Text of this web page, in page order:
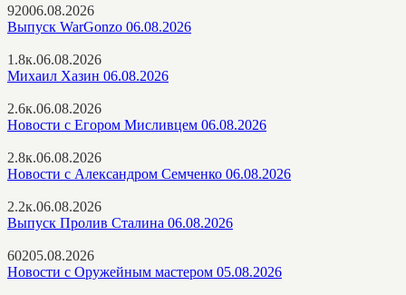
92006.08.2026
Выпуск WarGonzo 06.08.2026
1.8к.06.08.2026
Михаил Хазин 06.08.2026
2.6к.06.08.2026
Новости с Егором Мисливцем 06.08.2026
2.8к.06.08.2026
Новости с Александром Семченко 06.08.2026
2.2к.06.08.2026
Выпуск Пролив Сталина 06.08.2026
60205.08.2026
Новости с Оружейным мастером 05.08.2026